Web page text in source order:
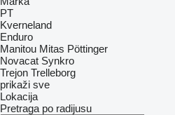
PT
Kverneland
Enduro
Manitou Mitas Pöttinger
Novacat Synkro
Trejon Trelleborg
prikaži sve
Lokacija
Pretraga po radijusu